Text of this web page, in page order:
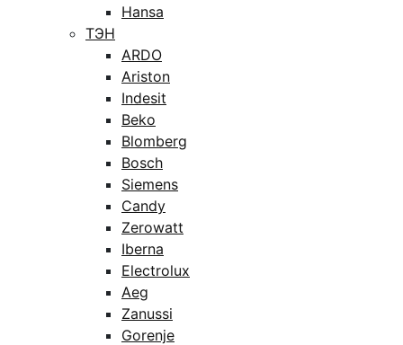
Hansa
ТЭН
ARDO
Ariston
Indesit
Beko
Blomberg
Bosch
Siemens
Candy
Zerowatt
Iberna
Electrolux
Aeg
Zanussi
Gorenje